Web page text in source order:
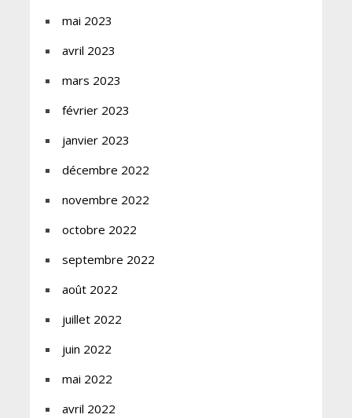
mai 2023
avril 2023
mars 2023
février 2023
janvier 2023
décembre 2022
novembre 2022
octobre 2022
septembre 2022
août 2022
juillet 2022
juin 2022
mai 2022
avril 2022